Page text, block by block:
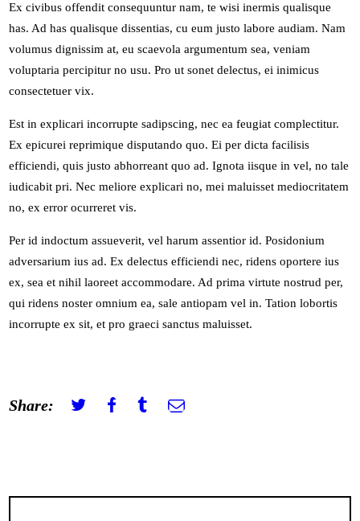
Ex civibus offendit consequuntur nam, te wisi inermis qualisque
has. Ad has qualisque dissentias, cu eum justo labore audiam. Nam
volumus dignissim at, eu scaevola argumentum sea, veniam
voluptaria percipitur no usu. Pro ut sonet delectus, ei inimicus
consectetuer vix.
Est in explicari incorrupte sadipscing, nec ea feugiat complectitur.
Ex epicurei reprimique disputando quo. Ei per dicta facilisis
efficiendi, quis justo abhorreant quo ad. Ignota iisque in vel, no tale
iudicabit pri. Nec meliore explicari no, mei maluisset mediocritatem
no, ex error ocurreret vis.
Per id indoctum assueverit, vel harum assentior id. Posidonium
adversarium ius ad. Ex delectus efficiendi nec, ridens oportere ius
ex, sea et nihil laoreet accommodare. Ad prima virtute nostrud per,
qui ridens noster omnium ea, sale antiopam vel in. Tation lobortis
incorrupte ex sit, et pro graeci sanctus maluisset.
Share: